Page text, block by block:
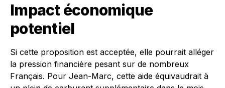
Impact économique
potentiel
Si cette proposition est acceptée, elle pourrait alléger
la pression financière pesant sur de nombreux
Français. Pour Jean-Marc, cette aide équivaudrait à